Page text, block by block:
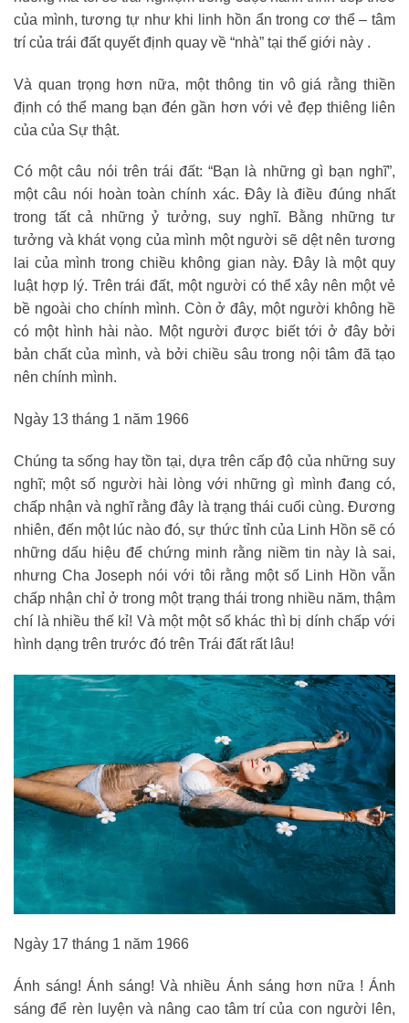
của mình, tương tự như khi linh hồn ẩn trong cơ thể – tâm
trí của trái đất quyết định quay về “nhà” tại thế giới này .
Và quan trọng hơn nữa, một thông tin vô giá rằng thiền
định có thể mang bạn đén gần hơn với vẻ đẹp thiêng liên
của của Sự thật.
Có một câu nói trên trái đất: “Bạn là những gì bạn nghĩ”,
một câu nói hoàn toàn chính xác. Đây là điều đúng nhất
trong tất cả những ỷ tưởng, suy nghĩ. Bằng những tư
tưởng và khát vọng của mình một người sẽ dệt nên tương
lai của mình trong chiều không gian này. Đây là một quy
luật hợp lý. Trên trái đất, một người có thể xây nên một vẻ
bề ngoài cho chính mình. Còn ở đây, một người không hề
có một hình hài nào. Một người được biết tới ở đây bởi
bản chất của mình, và bởi chiều sâu trong nội tâm đã tạo
nên chính mình.
Ngày 13 tháng 1 năm 1966
Chúng ta sống hay tồn tại, dựa trên cấp độ của những suy
nghĩ; một số người hài lòng với những gì mình đang có,
chấp nhận và nghĩ rằng đây là trạng thái cuối cùng. Đương
nhiên, đến một lúc nào đó, sự thức tỉnh của Linh Hồn sẽ có
những dấu hiệu để chứng minh rằng niềm tin này là sai,
nhưng Cha Joseph nói với tôi rằng một số Linh Hồn vẫn
chấp nhận chỉ ở trong một trạng thái trong nhiều năm, thậm
chí là nhiều thế kỉ! Và một một số khác thì bị dính chấp với
hình dạng trên trước đó trên Trái đất rất lâu!
Ngày 17 tháng 1 năm 1966
Ánh sáng! Ánh sáng! Và nhiều Ánh sáng hơn nữa ! Ánh
sáng để rèn luyện và nâng cao tâm trí của con người lên,